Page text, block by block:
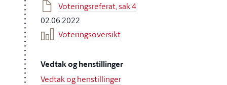
Voteringsreferat, sak 4
02.06.2022
Voteringsoversikt
Vedtak og henstillinger
Vedtak og henstillinger